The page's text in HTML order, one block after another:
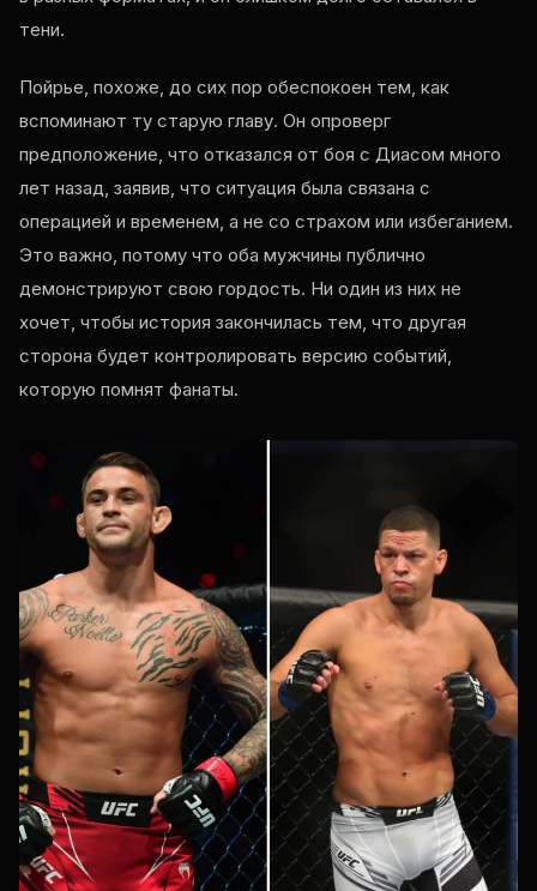
тени.
Пойрье, похоже, до сих пор обеспокоен тем, как
вспоминают ту старую главу. Он опроверг
предположение, что отказался от боя с Диасом много
лет назад, заявив, что ситуация была связана с
операцией и временем, а не со страхом или избеганием.
Это важно, потому что оба мужчины публично
демонстрируют свою гордость. Ни один из них не
хочет, чтобы история закончилась тем, что другая
сторона будет контролировать версию событий,
которую помнят фанаты.